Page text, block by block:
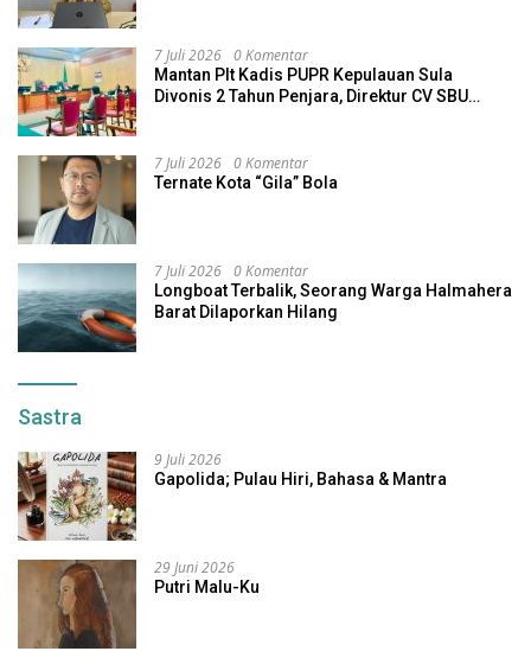
7 Juli 2026 0 Komentar
Mantan Plt Kadis PUPR Kepulauan Sula
Divonis 2 Tahun Penjara, Direktur CV SBU
7 Juli 2026 0 Komentar
Ternate Kota “Gila” Bola
7 Juli 2026 0 Komentar
Longboat Terbalik, Seorang Warga Halmahera
Barat Dilaporkan Hilang
Sastra
9 Juli 2026
Gapolida; Pulau Hiri, Bahasa & Mantra
29 Juni 2026
Putri Malu-Ku